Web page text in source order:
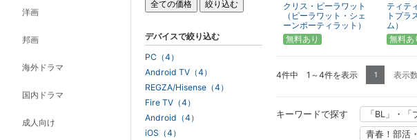
洋画
邦画
海外ドラマ
国内ドラマ
成人向け
クリス・ピーラワット
（ピーラワット・シェ
ーンポーティラット）
無料あり
ティテ
トプラ
ム）
無料あ
4件中 1～4件を表示 1 表示数
キーワードで探す 「BL」・
青春！部活
デバイスで絞り込む
PC（4）
Android TV（4）
REGZA/Hisense（4）
Fire TV（4）
Android（4）
iOS（4）